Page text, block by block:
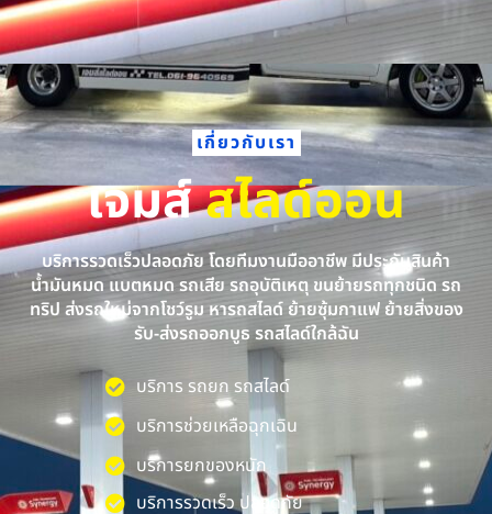
เกี่ยวกับเรา
เจมส์สไลด์ออน
บริการรวดเร็วปลอดภัย โดยทีมงานมืออาชีพ มีประกันสินค้า
น้ำมันหมด แบตหมด รถเสีย รถอุบัติเหตุ ขนย้ายรถทุกชนิด รถ
ทริป ส่งรถใหม่จากโชว์รูม หารถสไลด์ ย้ายซุ้มกาแฟ ย้ายสิ่งของ
รับ-ส่งรถออกบูธ รถสไลด์ใกล้ฉัน
บริการ รถยก รถสไลด์
บริการช่วยเหลือฉุกเฉิน
บริการยกของหนัก
บริการรวดเร็ว ปลอดภัย